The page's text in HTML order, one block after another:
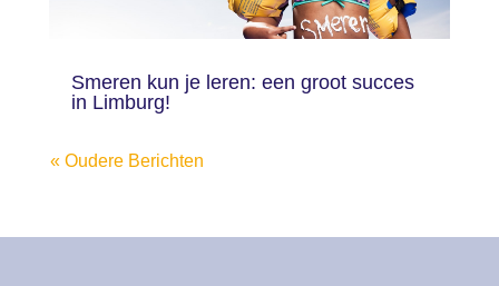
Smeren kun je leren: een groot succes
in Limburg!
« Oudere Berichten